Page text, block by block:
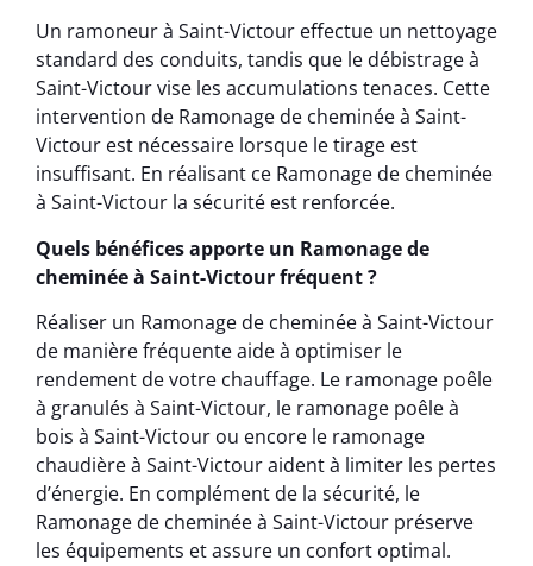
Un ramoneur à Saint-Victour effectue un nettoyage
standard des conduits, tandis que le débistrage à
Saint-Victour vise les accumulations tenaces. Cette
intervention de Ramonage de cheminée à Saint-
Victour est nécessaire lorsque le tirage est
insuffisant. En réalisant ce Ramonage de cheminée
à Saint-Victour la sécurité est renforcée.
Quels bénéfices apporte un Ramonage de
cheminée à Saint-Victour fréquent ?
Réaliser un Ramonage de cheminée à Saint-Victour
de manière fréquente aide à optimiser le
rendement de votre chauffage. Le ramonage poêle
à granulés à Saint-Victour, le ramonage poêle à
bois à Saint-Victour ou encore le ramonage
chaudière à Saint-Victour aident à limiter les pertes
d’énergie. En complément de la sécurité, le
Ramonage de cheminée à Saint-Victour préserve
les équipements et assure un confort optimal.